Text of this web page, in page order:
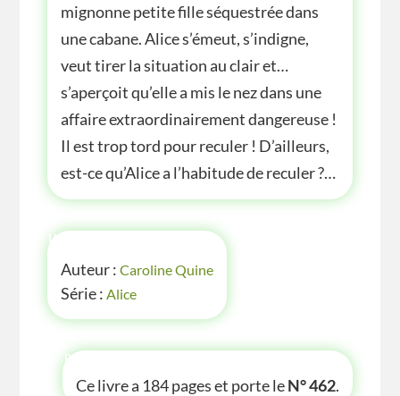
mignonne petite fille séquestrée dans
une cabane. Alice s’émeut, s’indigne,
veut tirer la situation au clair et…
s’aperçoit qu’elle a mis le nez dans une
affaire extraordinairement dangereuse !
Il est trop tord pour reculer ! D’ailleurs,
est-ce qu’Alice a l’habitude de reculer ?…
INFOS
Auteur : Caroline Quine
Série : Alice
P'TITE INFOS
Ce livre a 184 pages et porte leN° 462.